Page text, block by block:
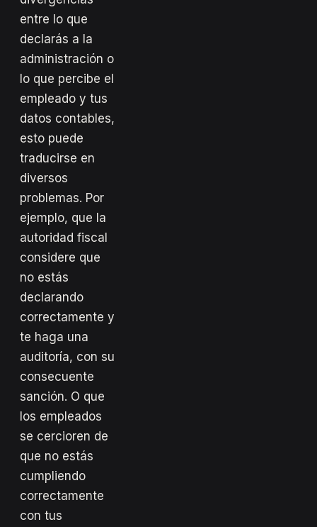
entre lo que
declarás a la
administración o
lo que percibe el
empleado y tus
datos contables,
esto puede
traducirse en
diversos
problemas. Por
ejemplo, que la
autoridad fiscal
considere que
no estás
declarando
correctamente y
te haga una
auditoría, con su
consecuente
sanción. O que
los empleados
se cercioren de
que no estás
cumpliendo
correctamente
con tus